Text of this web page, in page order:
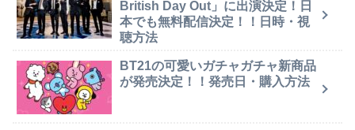
British Day Out」に出演決定！日
本でも無料配信決定！！日時・視
聴方法
BT21の可愛いガチャガチャ新商品
が発売決定！！発売日・購入方法